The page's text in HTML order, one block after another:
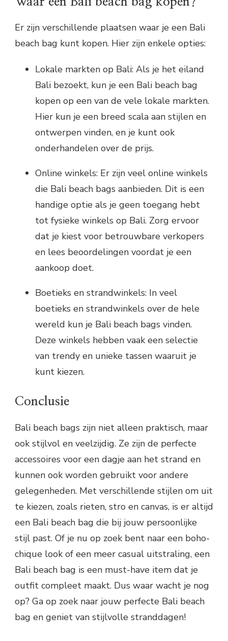
Er zijn verschillende plaatsen waar je een Bali
beach bag kunt kopen. Hier zijn enkele opties:
Lokale markten op Bali: Als je het eiland
Bali bezoekt, kun je een Bali beach bag
kopen op een van de vele lokale markten.
Hier kun je een breed scala aan stijlen en
ontwerpen vinden, en je kunt ook
onderhandelen over de prijs.
Online winkels: Er zijn veel online winkels
die Bali beach bags aanbieden. Dit is een
handige optie als je geen toegang hebt
tot fysieke winkels op Bali. Zorg ervoor
dat je kiest voor betrouwbare verkopers
en lees beoordelingen voordat je een
aankoop doet.
Boetieks en strandwinkels: In veel
boetieks en strandwinkels over de hele
wereld kun je Bali beach bags vinden.
Deze winkels hebben vaak een selectie
van trendy en unieke tassen waaruit je
kunt kiezen.
Conclusie
Bali beach bags zijn niet alleen praktisch, maar
ook stijlvol en veelzijdig. Ze zijn de perfecte
accessoires voor een dagje aan het strand en
kunnen ook worden gebruikt voor andere
gelegenheden. Met verschillende stijlen om uit
te kiezen, zoals rieten, stro en canvas, is er altijd
een Bali beach bag die bij jouw persoonlijke
stijl past. Of je nu op zoek bent naar een boho-
chique look of een meer casual uitstraling, een
Bali beach bag is een must-have item dat je
outfit compleet maakt. Dus waar wacht je nog
op? Ga op zoek naar jouw perfecte Bali beach
bag en geniet van stijlvolle stranddagen!